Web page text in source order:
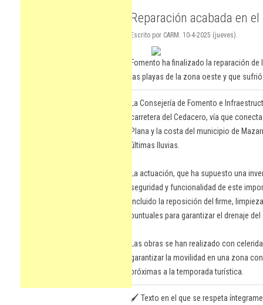
Reparación acabada en
Escrito por CARM. 10-4-2025 (jueves).
Fomento ha finalizado la reparación
las playas de la zona oeste y que
La Consejería de Fomento e
carretera del Cedacero, vía que
Plana y la costa del municipio de
últimas lluvias.
La actuación, que ha supuesto una
seguridad y funcionalidad de este
incluido la reposición del firme,
puntuales para garantizar el drenaje
Las obras se han realizado con
garantizar la movilidad en una zona
próximas a la temporada turística.
🖌️ Texto en el que se respeta